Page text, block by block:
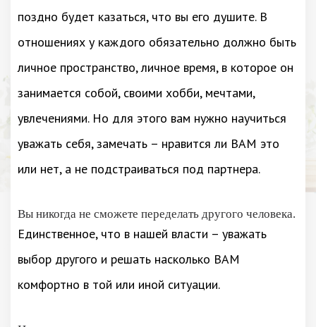
поздно будет казаться, что вы его душите. В
отношениях у каждого обязательно должно быть
личное пространство, личное время, в которое он
занимается собой, своими хобби, мечтами,
увлечениями. Но для этого вам нужно научиться
уважать себя, замечать – нравится ли ВАМ это
или нет, а не подстраиваться под партнера.
Вы никогда не сможете переделать другого человека.
Единственное, что в нашей власти – уважать
выбор другого и решать насколько ВАМ
комфортно в той или иной ситуации.